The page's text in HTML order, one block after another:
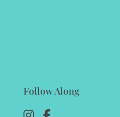
Follow Along